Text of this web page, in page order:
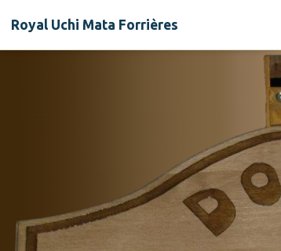
Royal Uchi Mata Forrières